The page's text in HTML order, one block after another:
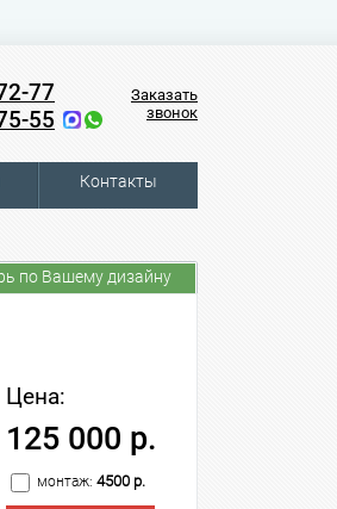
77
55
Заказать
звонок
Контакты
по Вашему дизайну
Цена:
125 000 р.
монтаж: 4500 р.